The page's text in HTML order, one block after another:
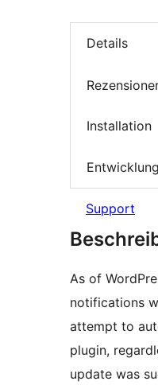
Details
Installation
Entwicklung
Support
As of
notifications
attempt to
plugin,
update was